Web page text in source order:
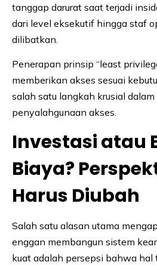
tanggap darurat saat terjadi
dari level eksekutif hingga staf
dilibatkan.
Penerapan prinsip “least
memberikan akses sesuai
salah satu langkah krusial
penyalahgunaan akses.
Investasi atau
Biaya?
Harus Diubah
Salah satu alasan utama
enggan membangun sistem
kuat adalah persepsi bahwa hal